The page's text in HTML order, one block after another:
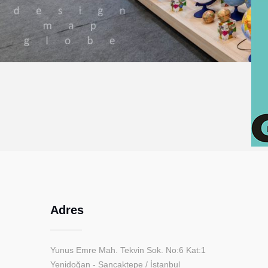
Adres
Yunus Emre Mah. Tekvin Sok. No:6 Kat:1
Yenidoğan - Sancaktepe / İstanbul